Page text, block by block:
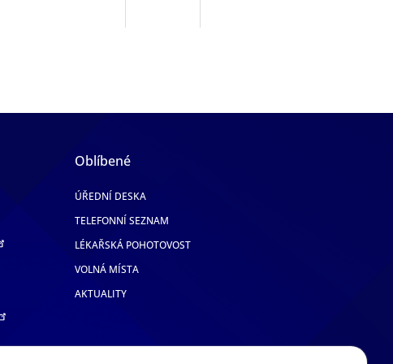
Oblíbené
ÚŘEDNÍ DESKA
TELEFONNÍ SEZNAM
LÉKAŘSKÁ POHOTOVOST
VOLNÁ MÍSTA
AKTUALITY